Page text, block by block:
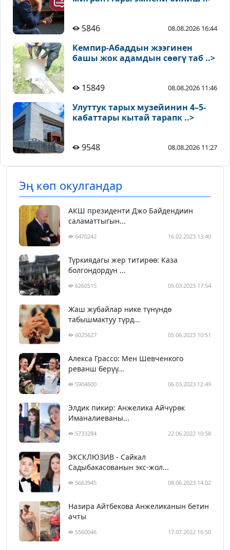
5846 08.08.2026 16:44
Кемпир-Абаддын жээгинен
башы жок адамдын сөөгү таб ..>
15849 08.08.2026 11:46
Улуттук тарых музейинин 4–5-
кабаттары кытай тарапк ..>
9548 08.08.2026 11:27
Эң көп окулгандар
АКШ президенти Джо Байдендиин
саламаттыгын...
6470242 16.02.2023 13:40
Түркиядагы жер титирөө: Каза
болгондордун ...
6260515 05.03.2023 17:54
Жаш жубайлар нике түнүндө
табышмактуу түрд...
6025627 05.06.2023 10:51
Алекса Грассо: Мен Шевченкого
реванш берүү...
5904600 06.03.2023 12:49
Элдик пикир: Анжелика Айчүрөк
Иманалиеваны...
5733284 22.06.2022 10:58
ЭКСКЛЮЗИВ - Сайкал
Садыбакасованын экс-жол...
5663945 08.06.2023 14:02
Назира Айтбекова Анжеликанын бетин
ачты
5560046 17.07.2022 16:50